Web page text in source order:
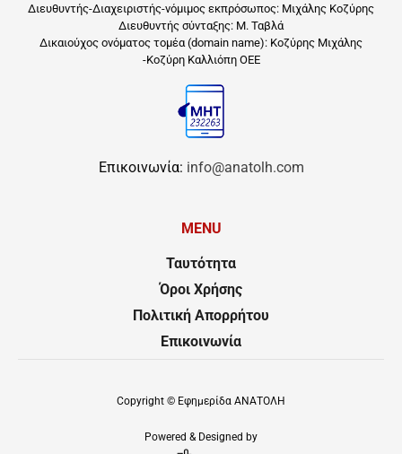
Διευθυντής-Διαχειριστής-νόμιμος εκπρόσωπος: Μιχάλης Κοζύρης
Διευθυντής σύνταξης: Μ. Ταβλά
Δικαιούχος ονόματος τομέα (domain name): Κοζύρης Μιχάλης
-Κοζύρη Καλλιόπη ΟΕΕ
Επικοινωνία: info@anatolh.com
MENU
Ταυτότητα
Όροι Χρήσης
Πολιτική Απορρήτου
Επικοινωνία
Copyright © Εφημερίδα ΑΝΑΤΟΛΗ
Powered & Designed by